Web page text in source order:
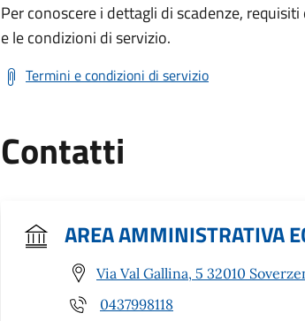
Per conoscere i dettagli di scadenze,
e le condizioni di servizio.
Termini e condizioni di servizio
Contatti
AREA AMMINISTRATIVA
Via Val Gallina, 5 32010
0437998118